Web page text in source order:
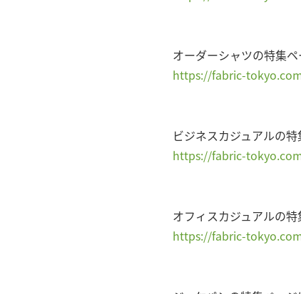
オーダーシャツの特集
https://fabric-
ビジネスカジュアルの
https://fabric-
オフィスカジュアルの
https://fabric-